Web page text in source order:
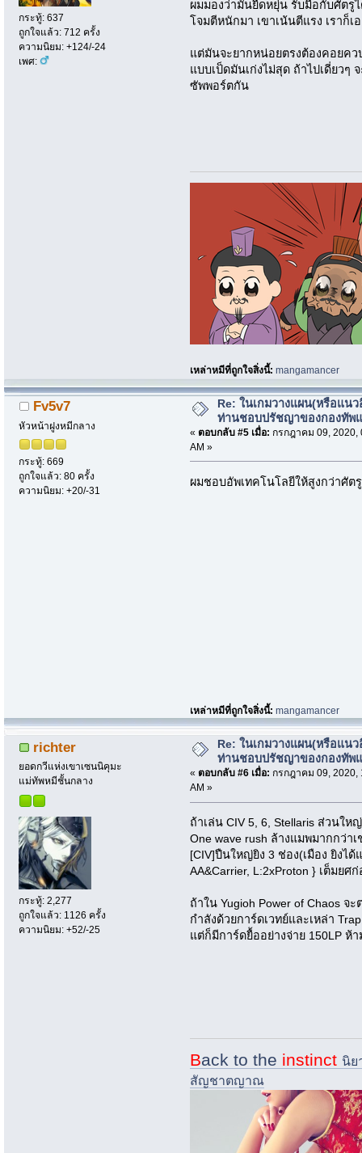
กระทู้: 637
ถูกใจแล้ว: 712 ครั้ง
ความนิยม: +124/-24
เพศ:
ผมมองว่ามันยืดหยุ่น รับมือกับศัตรู
โจมตีหนักมา เขาเน้นตีแรง เราก็เ
แต่มันจะยากหน่อยตรงต้องคอยค
แบบเป็ดมันเก่งไม่สุด ถ้าไปเดี่ยว
ซัพพอร์ตกัน
เหล่าหมีที่ถูกใจสิ่งนี้:mangamancer
Fv5v7
หัวหน้าฝูงหมีกลาง
กระทู้: 669
ถูกใจแล้ว: 80 ครั้ง
ความนิยม: +20/-31
Re: ในเกมวางแผน(หรือแน
ท่านชอบปรัชญาของกองทัพ
« ตอบกลับ #5 เมื่อ: กรกฎาคม 09, 2020,
AM »
ผมชอบอัพเทคโนโลยีให้สูงกว่าศัต
เหล่าหมีที่ถูกใจสิ่งนี้:mangamancer
richter
ยอดกวีแห่งเขาเซนนิคุมะ
แม่ทัพหมีชั้นกลาง
กระทู้: 2,277
ถูกใจแล้ว: 1126 ครั้ง
ความนิยม: +52/-25
Re: ในเกมวางแผน(หรือแน
ท่านชอบปรัชญาของกองทัพ
« ตอบกลับ #6 เมื่อ: กรกฎาคม 09, 2020,
AM »
ถ้าเล่น CIV 5, 6, Stellaris ส่วนใ
One wave rush ล้างแมพมากกว่า
[CIV]ปืนใหญ่ยิง 3 ช่อง(เมือง ยิงได้
AA&Carrier, L:2xProton } เต็มย
ถ้าใน Yugioh Power of Chaos จ
กำลังด้วยการ์ดเวทย์และเหล่า
แต่ก็มีการ์ดยื้ออย่างจ่าย 150LP ห้
Back to the instinct นิย
สัญชาตญาณ